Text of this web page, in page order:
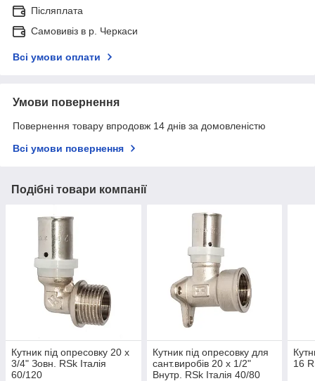
Післяплата
Самовивіз в р. Черкаси
Всі умови оплати
Умови повернення
Повернення товару впродовж 14 днів за домовленістю
Всі умови повернення
Подібні товари компанії
Кутник під опресовку 20 х
3/4" Зовн. RSk Італія
60/120
Кутник під опресовку для
сант.виробів 20 х 1/2"
Внутр. RSk Італія 40/80
16